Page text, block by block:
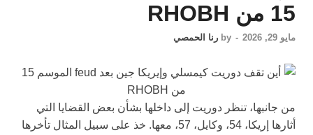
15 من RHOBH
مايو 29, 2026 -
by رنا الحمصي
من جانبها، تنظر دوريت إلى داخلها بشأن بعض القضايا التي
أثارها إريكا، 54، وكايل، 57، معها. خذ على سبيل المثال تأخرها